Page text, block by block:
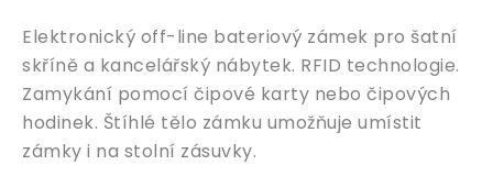
Elektronický off-line bateriový zámek pro šatní
skříně a kancelářský nábytek. RFID technologie.
Zamykání pomocí čipové karty nebo čipových
hodinek. Štíhlé tělo zámku umožňuje umístit
zámky i na stolní zásuvky.